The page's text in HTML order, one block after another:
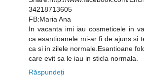
34218713605
FB:Maria Ana
In vacanta imi iau cosmeticele in
ca esantioanele mi-ar fi de ajuns si
ca si in zilele normale.Esantioane
care evit sa le iau in sticla normala.
Răspundeți